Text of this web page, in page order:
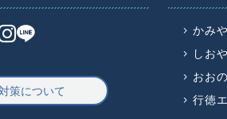
策について
かみ
しお
おお
行徳